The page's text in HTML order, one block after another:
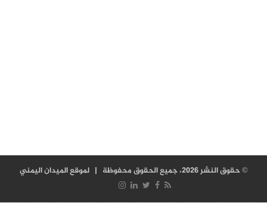
© حقوق النشر 2026، جميع الحقوق محفوظة | لموقع الميدان اليمني